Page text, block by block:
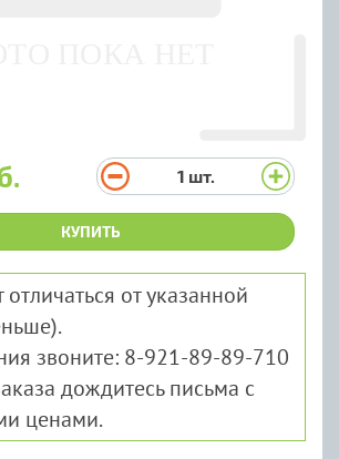
1 шт.
КУПИТЬ
от указанной
звоните: 8-921-89-89-710
дождитесь письма с
ценами.